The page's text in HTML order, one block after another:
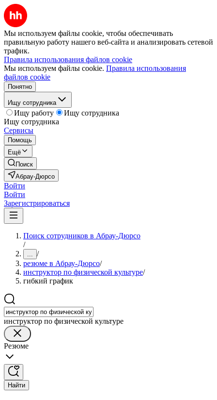
Мы используем файлы cookie, чтобы обеспечивать
правильную работу нашего веб-сайта и анализировать сетевой
трафик.
Правила использования файлов cookie
Мы используем файлы cookie. Правила использования
файлов cookie
Понятно
Ищу сотрудника
Ищу работу
Ищу сотрудника
Ищу сотрудника
Сервисы
Помощь
Ещё
Поиск
Абрау-Дюрсо
Войти
Войти
Зарегистрироваться
Поиск сотрудников в Абрау-Дюрсо
/
... /
резюме в Абрау-Дюрсо/
инструктор по физической культуре/
гибкий график
инструктор по физической культуре
Резюме
Найти